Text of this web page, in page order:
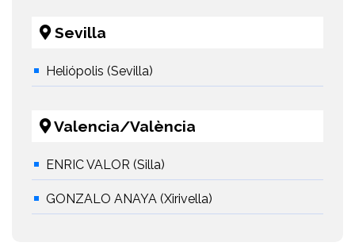
Sevilla
Heliópolis (Sevilla)
Valencia/València
ENRIC VALOR (Silla)
GONZALO ANAYA (Xirivella)